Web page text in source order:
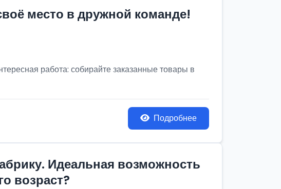
место в дружной команде!
работа: собирайте заказанные товары в
Подробнее
Идеальная возможность
возраст?